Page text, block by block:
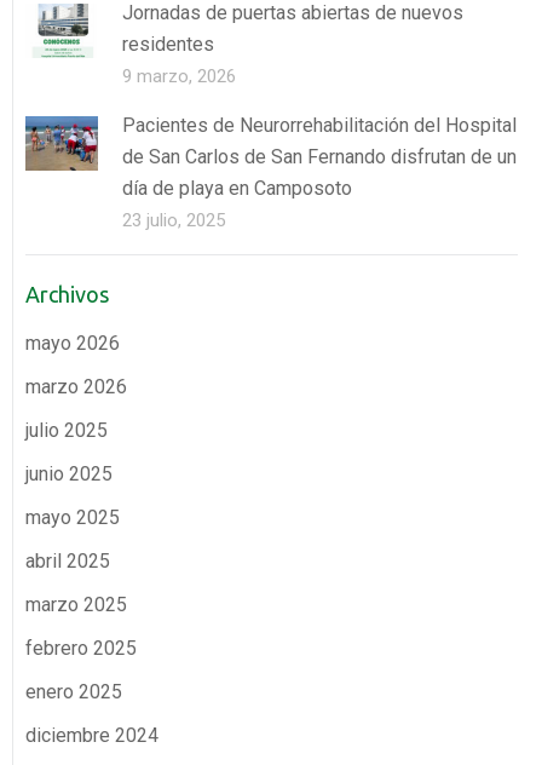
Jornadas de puertas abiertas de nuevos
residentes
9 marzo, 2026
Pacientes de Neurorrehabilitación del Hospital
de San Carlos de San Fernando disfrutan de un
día de playa en Camposoto
23 julio, 2025
Archivos
mayo 2026
marzo 2026
julio 2025
junio 2025
mayo 2025
abril 2025
marzo 2025
febrero 2025
enero 2025
diciembre 2024